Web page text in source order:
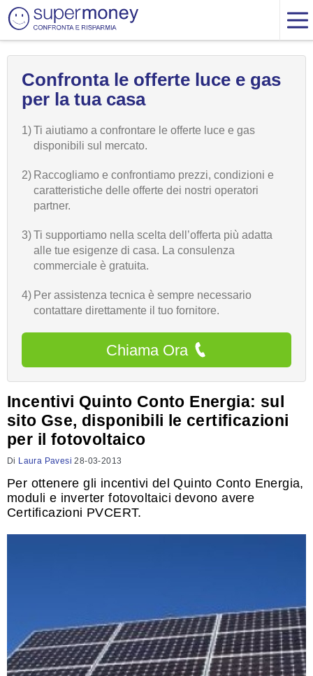
Confronta le offerte luce e gas
per la tua casa
1)Ti aiutiamo a confrontare le offerte luce e gas
disponibili sul mercato.
2) Raccogliamo e confrontiamo prezzi, condizioni e
caratteristiche delle offerte dei nostri operatori
partner.
3)Ti supportiamo nella scelta dell’offerta più adatta
alle tue esigenze di casa. La consulenza
commerciale è gratuita.
4) Per assistenza tecnica è sempre necessario
contattare direttamente il tuo fornitore.
Chiama Ora
Incentivi Quinto Conto Energia: sul
sito Gse, disponibili le certificazioni
per il fotovoltaico
Di Laura Pavesi 28-03-2013
Per ottenere gli incentivi del Quinto Conto Energia,
moduli e inverter fotovoltaici devono avere
Certificazioni PVCERT.